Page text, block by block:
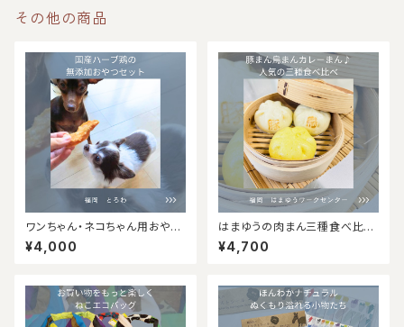
その他の商品
ワンちゃん・ネコちゃん用おやつ
セット
¥4,000
はまゆうの肉まん三種食べ比べ
セット
¥4,700